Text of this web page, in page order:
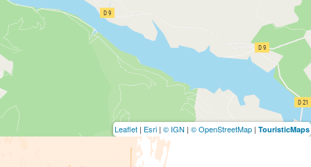
Leaflet | Esri | © IGN | © OpenStreetMap | TouristicMaps